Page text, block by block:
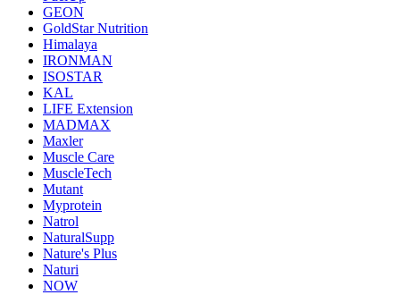
GEON
GoldStar Nutrition
Himalaya
IRONMAN
ISOSTAR
KAL
LIFE Extension
MADMAX
Maxler
Muscle Care
MuscleTech
Mutant
Myprotein
Natrol
NaturalSupp
Nature's Plus
Naturi
NOW